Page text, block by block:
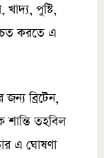
পুষ্টি,
করতে এ
জন্য ব্রিটেন,
শান্তি তহবিল
এ ঘোষণা